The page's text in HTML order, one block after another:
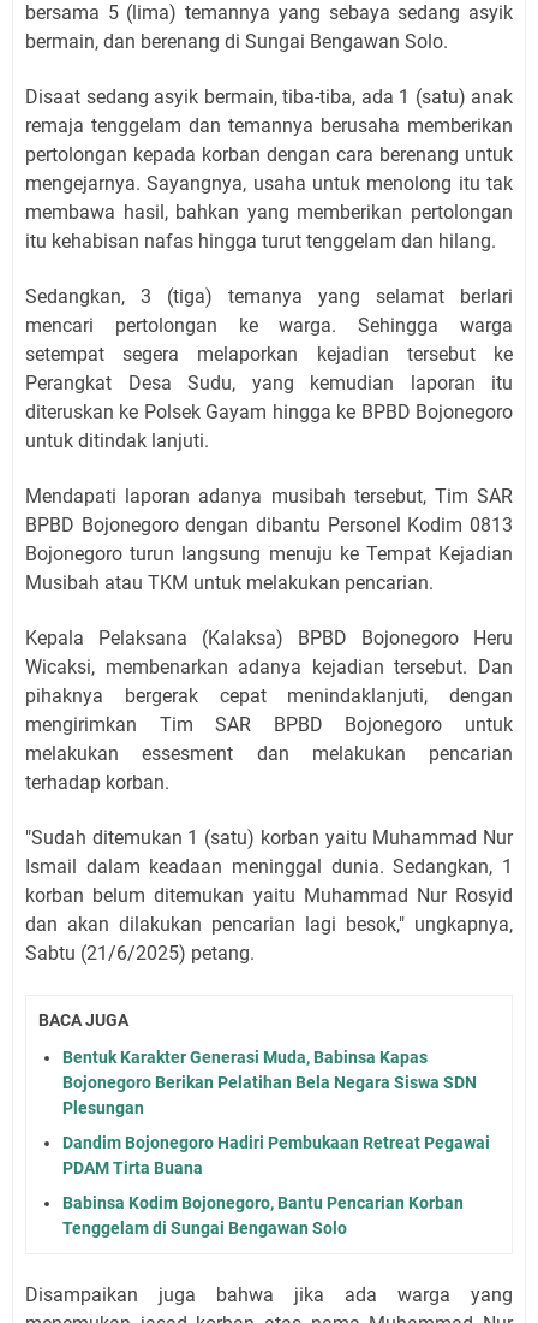
bersama 5 (lima) temannya yang sebaya sedang asyik
bermain, dan berenang di Sungai Bengawan Solo.
Disaat sedang asyik bermain, tiba-tiba, ada 1 (satu) anak
remaja tenggelam dan temannya berusaha memberikan
pertolongan kepada korban dengan cara berenang untuk
mengejarnya. Sayangnya, usaha untuk menolong itu tak
membawa hasil, bahkan yang memberikan pertolongan
itu kehabisan nafas hingga turut tenggelam dan hilang.
Sedangkan, 3 (tiga) temanya yang selamat berlari
mencari pertolongan ke warga. Sehingga warga
setempat segera melaporkan kejadian tersebut ke
Perangkat Desa Sudu, yang kemudian laporan itu
diteruskan ke Polsek Gayam hingga ke BPBD Bojonegoro
untuk ditindak lanjuti.
Mendapati laporan adanya musibah tersebut, Tim SAR
BPBD Bojonegoro dengan dibantu Personel Kodim 0813
Bojonegoro turun langsung menuju ke Tempat Kejadian
Musibah atau TKM untuk melakukan pencarian.
Kepala Pelaksana (Kalaksa) BPBD Bojonegoro Heru
Wicaksi, membenarkan adanya kejadian tersebut. Dan
pihaknya bergerak cepat menindaklanjuti, dengan
mengirimkan Tim SAR BPBD Bojonegoro untuk
melakukan essesment dan melakukan pencarian
terhadap korban.
"Sudah ditemukan 1 (satu) korban yaitu Muhammad Nur
Ismail dalam keadaan meninggal dunia. Sedangkan, 1
korban belum ditemukan yaitu Muhammad Nur Rosyid
dan akan dilakukan pencarian lagi besok," ungkapnya,
Sabtu (21/6/2025) petang.
BACA JUGA
Bentuk Karakter Generasi Muda, Babinsa Kapas
Bojonegoro Berikan Pelatihan Bela Negara Siswa SDN
Plesungan
Dandim Bojonegoro Hadiri Pembukaan Retreat Pegawai
PDAM Tirta Buana
Babinsa Kodim Bojonegoro, Bantu Pencarian Korban
Tenggelam di Sungai Bengawan Solo
Disampaikan juga bahwa jika ada warga yang